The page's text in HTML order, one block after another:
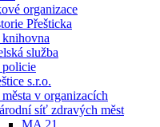
organizace
Přešticka
knihovna
služba
policie
s.r.o.
v organizacích
síť zdravých měst
MA 21